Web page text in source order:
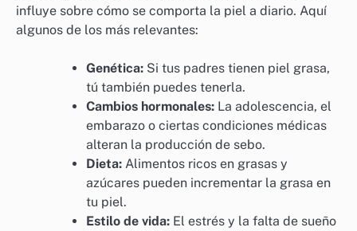
influye sobre cómo se comporta la piel a diario. Aquí
algunos de los más relevantes:
Genética: Si tus padres tienen piel grasa,
tú también puedes tenerla.
Cambios hormonales: La adolescencia, el
embarazo o ciertas condiciones médicas
alteran la producción de sebo.
Dieta: Alimentos ricos en grasas y
azúcares pueden incrementar la grasa en
tu piel.
Estilo de vida: El estrés y la falta de sueño